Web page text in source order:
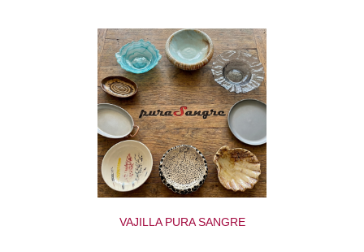
VAJILLA PURA SANGRE